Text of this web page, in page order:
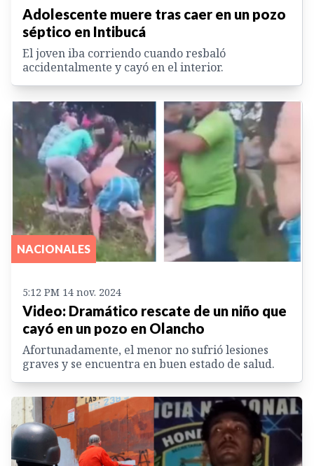
Adolescente muere tras caer en un pozo
séptico en Intibucá
El joven iba corriendo cuando resbaló
accidentalmente y cayó en el interior.
NACIONALES
5:12 PM 14 nov. 2024
Video: Dramático rescate de un niño que
cayó en un pozo en Olancho
Afortunadamente, el menor no sufrió lesiones
graves y se encuentra en buen estado de salud.